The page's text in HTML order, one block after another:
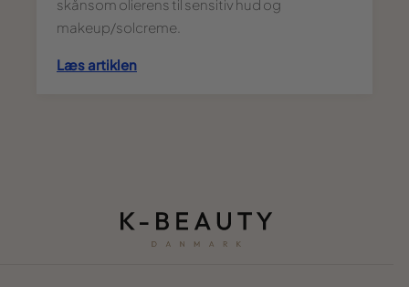
skånsom olierens til sensitiv hud og
makeup/solcreme.
Læs artiklen